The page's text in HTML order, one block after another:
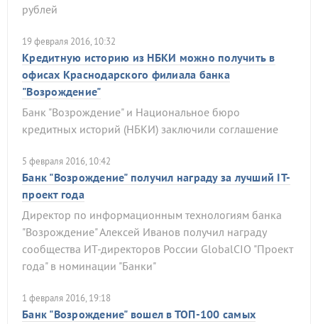
рублей
19 февраля 2016, 10:32
Кредитную историю из НБКИ можно получить в
офисах Краснодарского филиала банка
"Возрождение"
Банк "Возрождение" и Национальное бюро
кредитных историй (НБКИ) заключили соглашение
5 февраля 2016, 10:42
Банк "Возрождение" получил награду за лучший IT-
проект года
Директор по информационным технологиям банка
"Возрождение" Алексей Иванов получил награду
сообщества ИТ-директоров России GlobalCIO "Проект
года" в номинации "Банки"
1 февраля 2016, 19:18
Банк "Возрождение" вошел в ТОП-100 самых